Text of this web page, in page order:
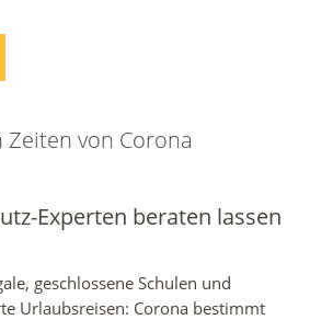
Zeiten von Corona
Experten beraten lassen
geschlossene Schulen und
Urlaubsreisen: Corona bestimmt